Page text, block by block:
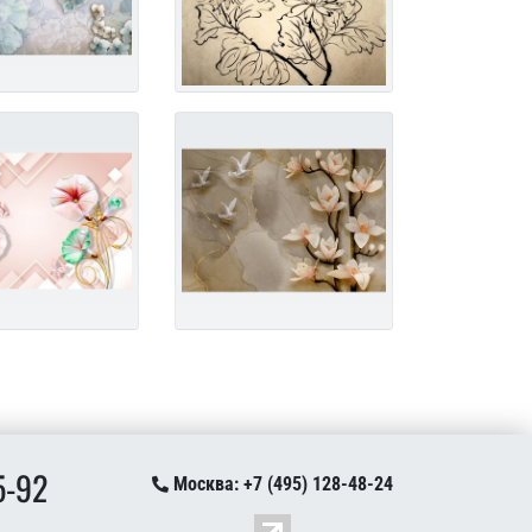
92 Москва: +7 (495) 128-48-24